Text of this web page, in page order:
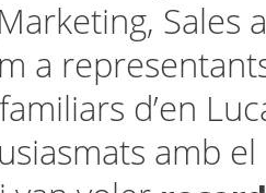
Sales
a
d’en
amb